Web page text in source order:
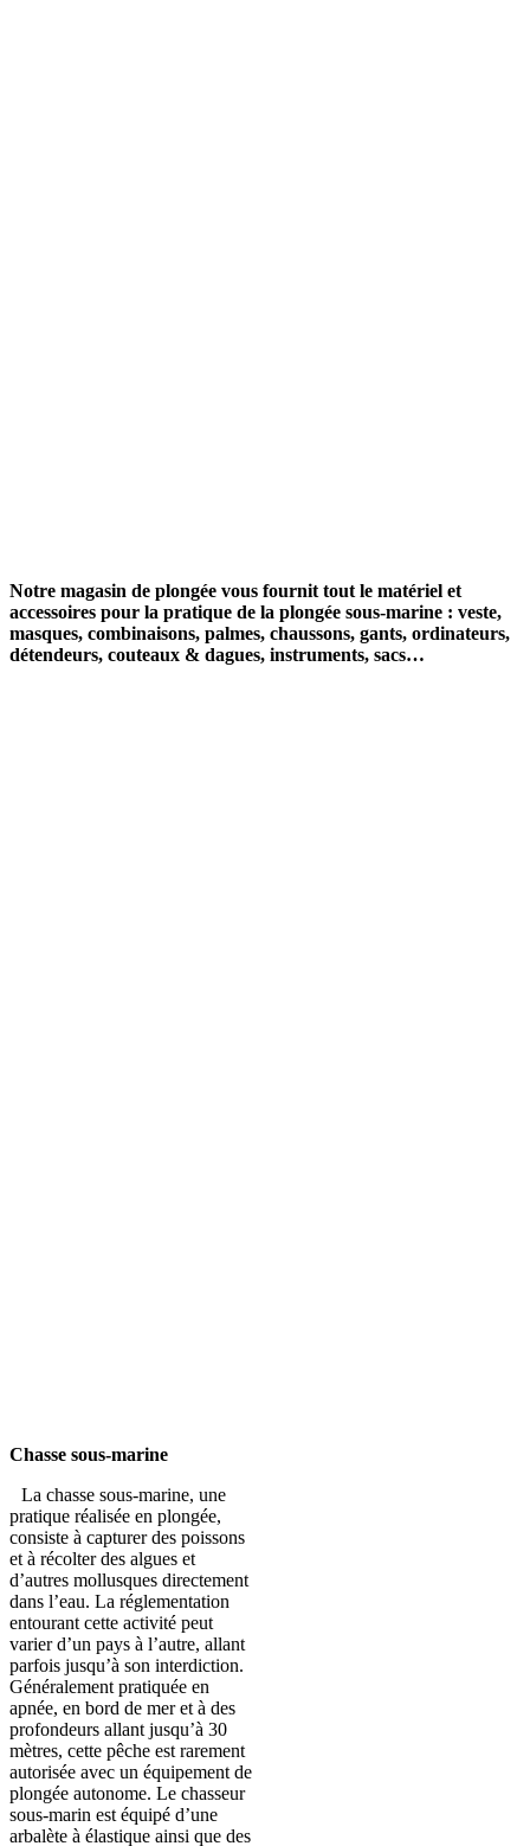
Notre magasin de plongée vous fournit tout le matériel et
accessoires pour la pratique de la plongée sous-marine : veste,
masques, combinaisons, palmes, chaussons, gants, ordinateurs,
détendeurs, couteaux & dagues, instruments, sacs…
Chasse sous-marine
La chasse sous-marine, une
pratique réalisée en plongée,
consiste à capturer des poissons
et à récolter des algues et
d’autres mollusques directement
dans l’eau. La réglementation
entourant cette activité peut
varier d’un pays à l’autre, allant
parfois jusqu’à son interdiction.
Généralement pratiquée en
apnée, en bord de mer et à des
profondeurs allant jusqu’à 30
mètres, cette pêche est rarement
autorisée avec un équipement de
plongée autonome. Le chasseur
sous-marin est équipé d’une
arbalète à élastique ainsi que des